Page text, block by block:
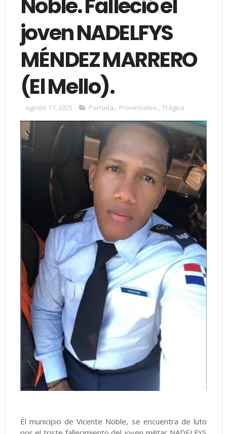
Noble. Falleció el
joven NADELFYS
MÉNDEZ MARRERO
(El Mello).
agosto 17, 2025 Portada., Provinciales., Trágica.
Él municipio de Vicente Noble, se encuentra de luto